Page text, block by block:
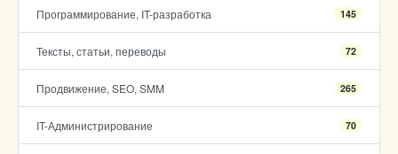
Программирование, IT-разработка 145
Тексты, статьи, переводы 72
Продвижение, SEO, SMM 265
IT-Администрирование 70